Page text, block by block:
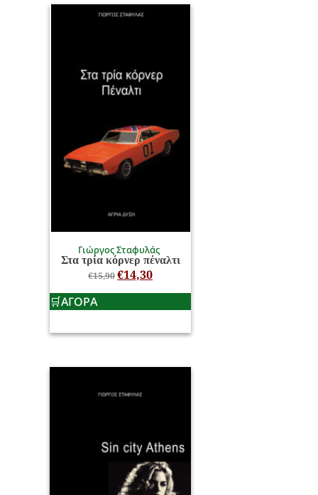
Γιώργος Σταφυλάς
Στα τρία κόρνερ πέναλτι
€15,90€14,30
ΑΓΟΡΑ